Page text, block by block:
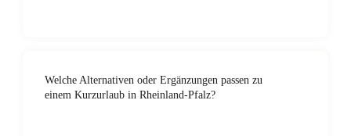
Welche Alternativen oder Ergänzungen passen zu
einem Kurzurlaub in Rheinland-Pfalz?